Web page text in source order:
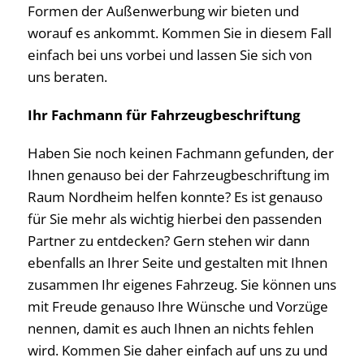
Formen der Außenwerbung wir bieten und
worauf es ankommt. Kommen Sie in diesem Fall
einfach bei uns vorbei und lassen Sie sich von
uns beraten.
Ihr Fachmann für Fahrzeugbeschriftung
Haben Sie noch keinen Fachmann gefunden, der
Ihnen genauso bei der Fahrzeugbeschriftung im
Raum Nordheim helfen konnte? Es ist genauso
für Sie mehr als wichtig hierbei den passenden
Partner zu entdecken? Gern stehen wir dann
ebenfalls an Ihrer Seite und gestalten mit Ihnen
zusammen Ihr eigenes Fahrzeug. Sie können uns
mit Freude genauso Ihre Wünsche und Vorzüge
nennen, damit es auch Ihnen an nichts fehlen
wird. Kommen Sie daher einfach auf uns zu und